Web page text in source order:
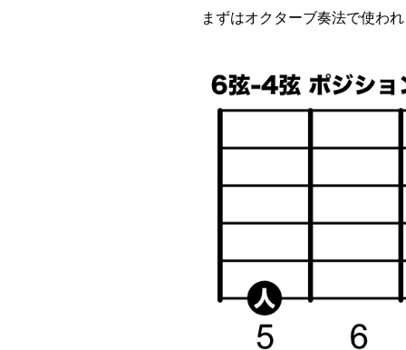
まずはオクターブ奏法で使わ